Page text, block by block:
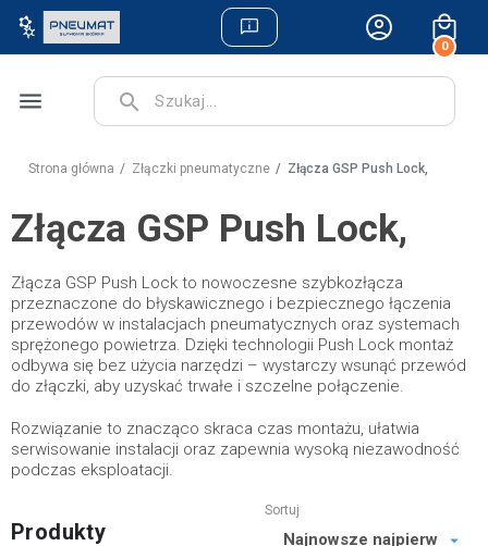
0
menu search
Strona główna Złączki pneumatyczne Złącza GSP Push Lock,
Złącza GSP Push Lock,
Złącza GSP Push Lock to nowoczesne szybkozłącza
przeznaczone do błyskawicznego i bezpiecznego łączenia
przewodów w instalacjach pneumatycznych oraz systemach
sprężonego powietrza. Dzięki technologii Push Lock montaż
odbywa się bez użycia narzędzi – wystarczy wsunąć przewód
do złączki, aby uzyskać trwałe i szczelne połączenie.
Rozwiązanie to znacząco skraca czas montażu, ułatwia
serwisowanie instalacji oraz zapewnia wysoką niezawodność
podczas eksploatacji.
Produkty
Sortuj